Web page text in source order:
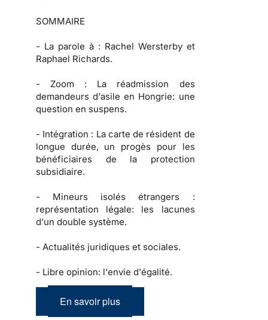
SOMMAIRE
- La parole à : Rachel Wersterby et
Raphael Richards.
-Zoom : La réadmission des
demandeurs d'asile en Hongrie: une
question en suspens.
- Intégration : La carte de résident de
longue durée, un progès pour les
bénéficiaires de la protection
subsidiaire.
- Mineurs isolés étrangers :
représentation légale: les lacunes
d'un double système.
- Actualités juridiques et sociales.
- Libre opinion: l'envie d'égalité.
En savoir plus